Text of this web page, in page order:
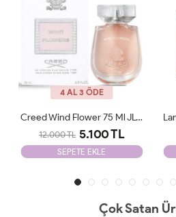
4 AL 3 ÖDE
Lancome La Nuit Tresor EDP 100 Ml JLT Woman
8.600 TL 3.450 TL
SEPETE EKLE
Çok Satan